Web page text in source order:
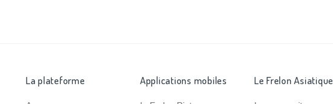
La plateforme Applications mobiles Le Frelon Asiatique